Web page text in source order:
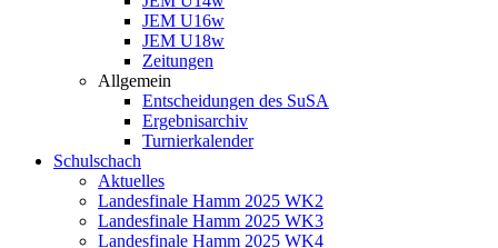
JEM U16w
JEM U18w
Zeitungen
Allgemein
Entscheidungen des SuSA
Ergebnisarchiv
Turnierkalender
Schulschach
Aktuelles
Landesfinale Hamm 2025 WK2
Landesfinale Hamm 2025 WK3
Landesfinale Hamm 2025 WK4